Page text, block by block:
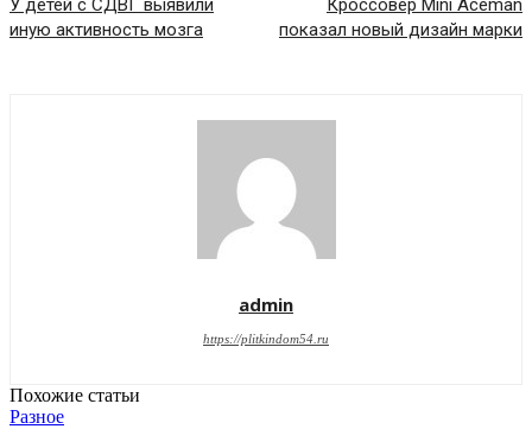
У детей с СДВГ выявили
иную активность мозга
Кроссовер Mini Aceman
показал новый дизайн марки
admin
https://plitkindom54.ru
Похожие статьи
Разное